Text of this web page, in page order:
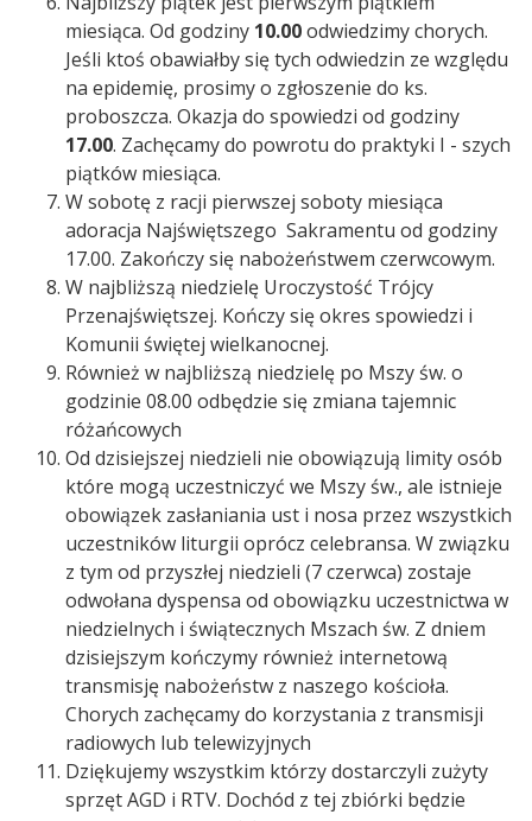
miesiąca. Od godziny 10.00odwiedzimy chorych.
Jeśli ktoś obawiałby się tych odwiedzin ze względu
na epidemię, prosimy o zgłoszenie do ks.
proboszcza. Okazja do spowiedzi od godziny
17.00. Zachęcamy do powrotu do praktyki I - szych
piątków miesiąca.
W sobotę z racji pierwszej soboty miesiąca
adoracja Najświętszego Sakramentu od godziny
17.00. Zakończy się nabożeństwem czerwcowym.
W najbliższą niedzielę Uroczystość Trójcy
Przenajświętszej. Kończy się okres spowiedzi i
Komunii świętej wielkanocnej.
Również w najbliższą niedzielę po Mszy św. o
godzinie 08.00 odbędzie się zmiana tajemnic
różańcowych
Od dzisiejszej niedzieli nie obowiązują limity osób
które mogą uczestniczyć we Mszy św., ale istnieje
obowiązek zasłaniania ust i nosa przez wszystkich
uczestników liturgii oprócz celebransa. W związku
z tym od przyszłej niedzieli (7 czerwca) zostaje
odwołana dyspensa od obowiązku uczestnictwa w
niedzielnych i świątecznych Mszach św. Z dniem
dzisiejszym kończymy również internetową
transmisję nabożeństw z naszego kościoła.
Chorych zachęcamy do korzystania z transmisji
radiowych lub telewizyjnych
Dziękujemy wszystkim którzy dostarczyli zużyty
sprzęt AGD i RTV. Dochód z tej zbiórki będzie